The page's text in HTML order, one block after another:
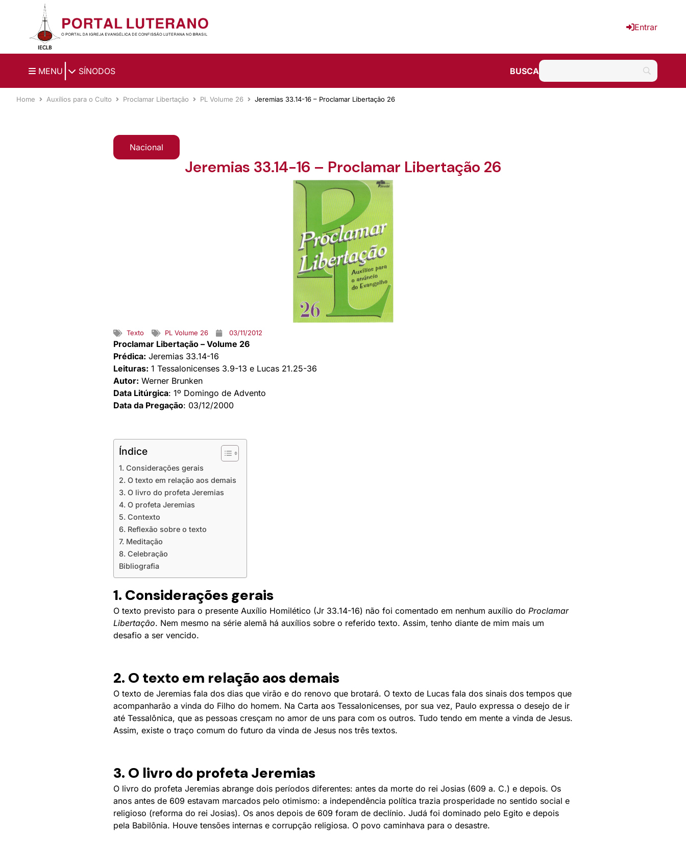
Ir para o conteúdo principal
Entrar
MENU SÍNODOS BUSCA
Home Auxílios para o Culto Proclamar Libertação PL Volume 26 Jeremias 33.14-16 – Proclamar Libertação 26
Nacional
Jeremias 33.14-16 – Proclamar Libertação 26
Texto PL Volume 26 03/11/2012
Proclamar Libertação – Volume 26
Prédica: Jeremias 33.14-16
Leituras: 1 Tessalonicenses 3.9-13 e Lucas 21.25-36
Autor: Werner Brunken
Data Litúrgica: 1º Domingo de Advento
Data da Pregação: 03/12/2000
Índice
1. Considerações gerais
2. O texto em relação aos demais
3. O livro do profeta Jeremias
4. O profeta Jeremias
5. Contexto
6. Reflexão sobre o texto
7. Meditação
8. Celebração
Bibliografia
1. Considerações gerais
O texto previsto para o presente Auxílio Homilético (Jr 33.14-16) não foi comentado em nenhum auxílio do Proclamar
Libertação. Nem mesmo na série alemã há auxílios sobre o referido texto. Assim, tenho diante de mim mais um
desafio a ser vencido.
2. O texto em relação aos demais
O texto de Jeremias fala dos dias que virão e do renovo que brotará. O texto de Lucas fala dos sinais dos tempos que
acompanharão a vinda do Filho do homem. Na Carta aos Tessalonicenses, por sua vez, Paulo expressa o desejo de ir
até Tessalônica, que as pessoas cresçam no amor de uns para com os outros. Tudo tendo em mente a vinda de Jesus.
Assim, existe o traço comum do futuro da vinda de Jesus nos três textos.
3. O livro do profeta Jeremias
O livro do profeta Jeremias abrange dois períodos diferentes: antes da morte do rei Josias (609 a. C.) e depois. Os
anos antes de 609 estavam marcados pelo otimismo: a independência política trazia prosperidade no sentido social e
religioso (reforma do rei Josias). Os anos depois de 609 foram de declínio. Judá foi dominado pelo Egito e depois
pela Babilônia. Houve tensões internas e corrupção religiosa. O povo caminhava para o desastre.